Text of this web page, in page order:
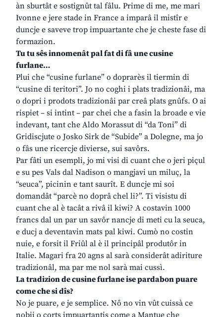
àn sburtât e sostignût tal fâlu. Prime di me, me mari
Ivonne e jere stade in France a imparâ il mistîr e
duncje e saveve trop impuartante che je cheste fase di
formazion.
Tu tu sês innomenât pal fat di fâ une cusine
furlane…
Plui che “cusine furlane” o doprarès il tiermin di
“cusine di teritori”. Jo no coghi i plats tradizionâi, ma
o dopri i prodots tradizionâi par creâ plats gnûfs. O ai
rispiet – si intint – par chei che a fasin la broade e vie
indevant, tant che Aldo Morassut di “da Toni” di
Gridiscjute o Josko Sirk de “Subide” a Dolegne, ma jo
o fâs une ricercje divierse, sui savôrs.
Par fâti un esempli, jo mi visi di cuant che o jeri piçul
e su pes Vals dal Nadison o mangjavi un miluç, la
“seuca”, picinin e tant saurît. E duncje mi soi
domandât “parcè no doprâ chel li?”. Ti visistu di
cuant che al è tacât a rivâ il kiwi? A costavin 1000
francs dal un par un savôr nancje di meti cu la seuca,
e ducj a deventavin mats pal kiwi. Cumò no costin
nuie, e forsit il Friûl al è il principâl produtôr in
Italie. Magari fra 20 agns al sarà considerât adiriture
tradizionâl, ma par me nol sarà mai cussì.
La tradizion de cusine furlane ise pardabon puare
come che si dîs?
No je puare, e je semplice. Nô no vin vût cuissà ce